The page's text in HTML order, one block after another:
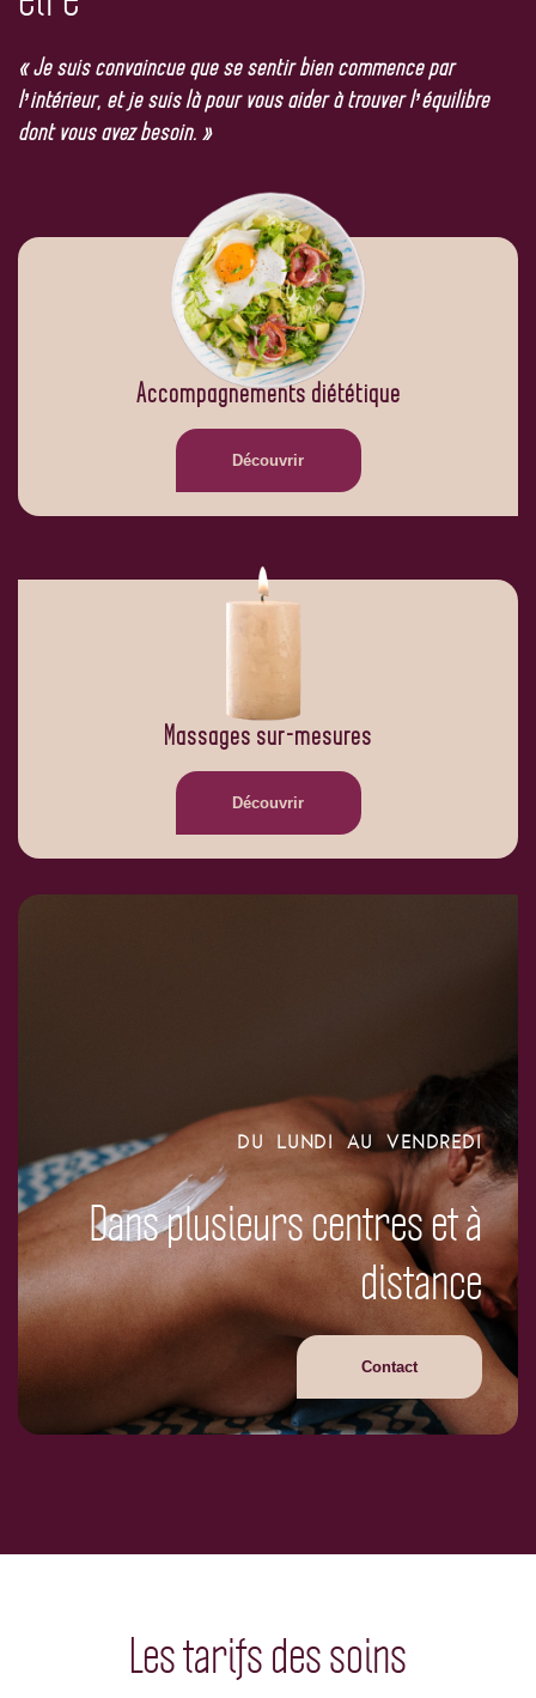
« Je suis convaincue que se sentir bien commence par
l’intérieur, et je suis là pour vous aider à trouver l’équilibre
dont vous avez besoin. »
Accompagnements diététique
Découvrir
Massages sur-mesures
Découvrir
DU LUNDI AU VENDREDI
Dans plusieurs centres et à
distance
Contact
Les tarifs des soins